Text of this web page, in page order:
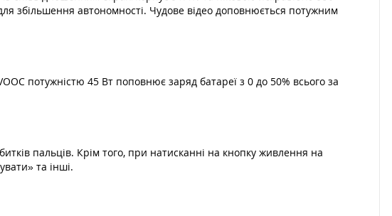
збільшення автономності. Чудове відео доповнюється потужним
потужністю 45 Вт поповнює заряд батареї з 0 до 50% всього за
пальців. Крім того, при натисканні на кнопку живлення на
та інші.